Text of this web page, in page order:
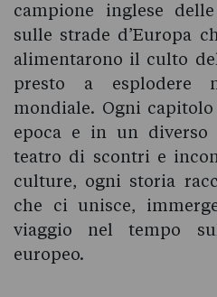
campione inglese
sulle strade d’Europa
alimentarono il culto
presto a esplodere
mondiale. Ogni
epoca e in un diverso
teatro di scontri e
culture, ogni storia
che ci unisce,
viaggio nel tempo
europeo.